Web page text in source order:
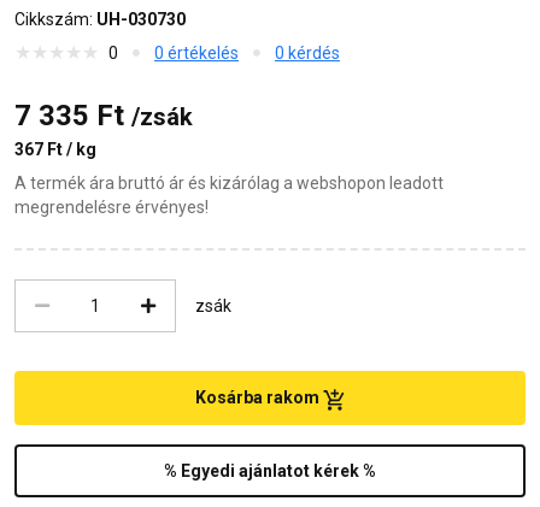
Cikkszám: UH-030730
0
0 értékelés 0 kérdés
7 335 Ft /zsák
367 Ft / kg
A termék ára bruttó ár és kizárólag a webshopon leadott
megrendelésre érvényes!
zsák
% Egyedi ajánlatot kérek %
Kosárba rakom